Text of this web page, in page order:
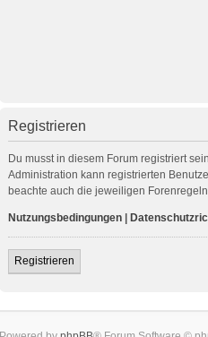
Registrieren
Du musst in diesem Forum registriert
Administration kann registrierten
beachte auch die jeweiligen
Nutzungsbedingungen
Registrieren